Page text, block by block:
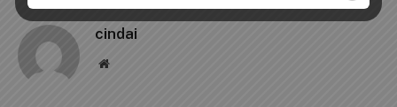
cindai
Website